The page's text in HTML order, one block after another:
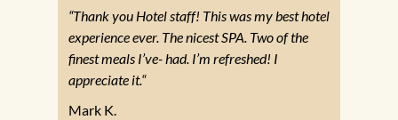
“Thank you Hotel staff! This was my best hotel
experience ever. The nicest SPA. Two of the
finest meals I’ve- had. I’m refreshed! I
appreciate it.“
Mark K.